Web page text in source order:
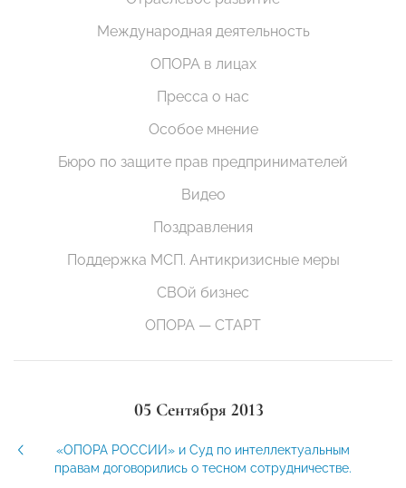
Международная деятельность
ОПОРА в лицах
Пресса о нас
Особое мнение
Бюро по защите прав предпринимателей
Видео
Поздравления
Поддержка МСП. Антикризисные меры
СВОй бизнес
ОПОРА — СТАРТ
05 Сентября 2013
«ОПОРА РОССИИ» и Суд по интеллектуальным
правам договорились о тесном сотрудничестве.